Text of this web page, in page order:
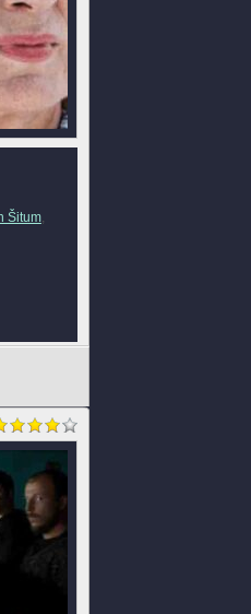
Šitum,